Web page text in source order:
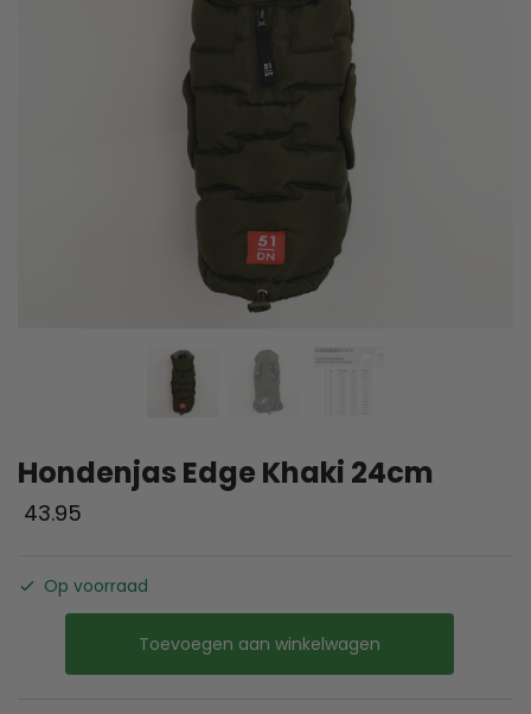
Hondenjas Edge Khaki 24cm
43.95
Op voorraad
Toevoegen aan winkelwagen